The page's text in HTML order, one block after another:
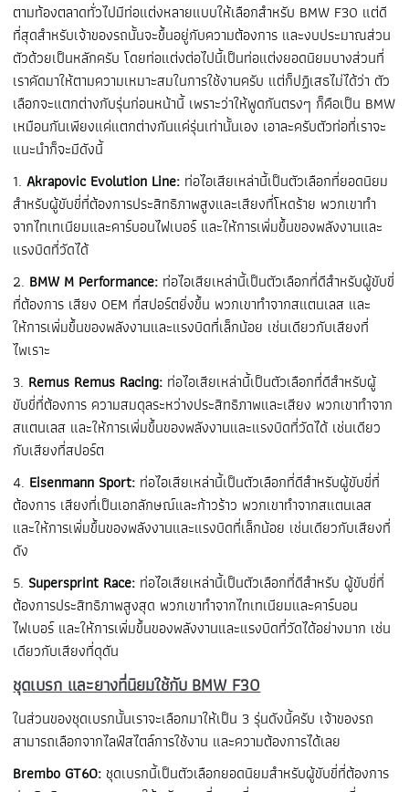
ตามท้องตลาดทั่วไปมีท่อแต่งหลายแบบให้เลือกสำหรับ BMW F30 แต่ดี
ที่สุดสำหรับเจ้าของรถนั้นจะขึ้นอยู่กับความต้องการ และงบประมาณส่วน
ตัวด้วยเป็นหลักครับ โดยท่อแต่งต่อไปนี้เป็นท่อแต่งยอดนิยมบางส่วนที่
เราคัดมาให้ตามความเหมาะสมในการใช้งานครับ แต่ก็ปฏิเสธไม่ได้ว่า ตัว
เลือกจะแตกต่างกับรุ่นก่อนหน้านี้ เพราะว่าให้พูดกันตรงๆ ก็คือเป็น BMW
เหมือนกันเพียงแค่แตกต่างกันแค่รุ่นเท่านั้นเอง เอาละครับตัวท่อที่เราจะ
แนะนำก็จะมีดังนี้
1.Akrapovic Evolution Line: ท่อไอเสียเหล่านี้เป็นตัวเลือกที่ยอดนิยม
สำหรับผู้ขับขี่ที่ต้องการประสิทธิภาพสูงและเสียงที่โหดร้าย พวกเขาทำ
จากไทเทเนียมและคาร์บอนไฟเบอร์ และให้การเพิ่มขึ้นของพลังงานและ
แรงบิดที่วัดได้
2. BMW M Performance: ท่อไอเสียเหล่านี้เป็นตัวเลือกที่ดีสำหรับผู้ขับขี่
ที่ต้องการ เสียง OEM ที่สปอร์ตยิ่งขึ้น พวกเขาทำจากสแตนเลส และ
ให้การเพิ่มขึ้นของพลังงานและแรงบิดที่เล็กน้อย เช่นเดียวกับเสียงที่
ไพเราะ
3. Remus Remus Racing: ท่อไอเสียเหล่านี้เป็นตัวเลือกที่ดีสำหรับผู้
ขับขี่ที่ต้องการ ความสมดุลระหว่างประสิทธิภาพและเสียง พวกเขาทำจาก
สแตนเลส และให้การเพิ่มขึ้นของพลังงานและแรงบิดที่วัดได้ เช่นเดียว
กับเสียงที่สปอร์ต
4. Eisenmann Sport: ท่อไอเสียเหล่านี้เป็นตัวเลือกที่ดีสำหรับผู้ขับขี่ที่
ต้องการ เสียงที่เป็นเอกลักษณ์และก้าวร้าว พวกเขาทำจากสแตนเลส
และให้การเพิ่มขึ้นของพลังงานและแรงบิดที่เล็กน้อย เช่นเดียวกับเสียงที่
ดัง
5. Supersprint Race: ท่อไอเสียเหล่านี้เป็นตัวเลือกที่ดีสำหรับ ผู้ขับขี่ที่
ต้องการประสิทธิภาพสูงสุด พวกเขาทำจากไทเทเนียมและคาร์บอน
ไฟเบอร์ และให้การเพิ่มขึ้นของพลังงานและแรงบิดที่วัดได้อย่างมาก เช่น
เดียวกับเสียงที่ดุดัน
ชุดเบรก และยางที่นิยมใช้กับ BMW F30
ในส่วนของชุดเบรกนั้นเราจะเลือกมาให้เป็น 3 รุ่นดังนี้ครับ เจ้าของรถ
สามารถเลือกจากไลฟ์สไตล์การใช้งาน และความต้องการได้เลย
Brembo GT60: ชุดเบรกนี้เป็นตัวเลือกยอดนิยมสำหรับผู้ขับขี่ที่ต้องการ